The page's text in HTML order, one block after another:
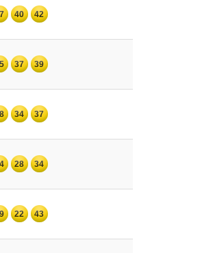
40 42
37 39
34 37
28 34
22 43